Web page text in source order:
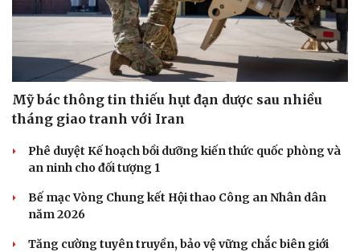
Mỹ bác thông tin thiếu hụt đạn dược sau nhiều
tháng giao tranh với Iran
Phê duyệt Kế hoạch bồi dưỡng kiến thức quốc phòng và
an ninh cho đối tượng 1
Bế mạc Vòng Chung kết Hội thao Công an Nhân dân
năm 2026
Tăng cường tuyên truyền, bảo vệ vững chắc biên giới